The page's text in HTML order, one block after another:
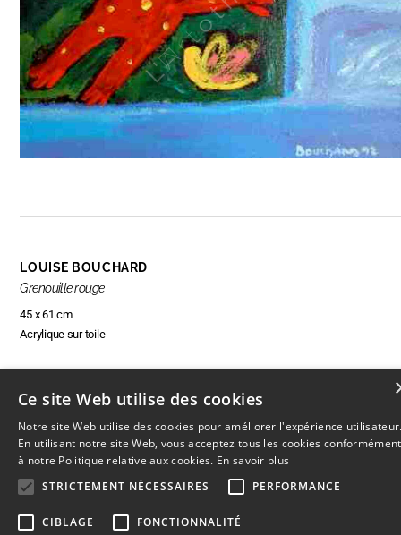
LOUISE BOUCHARD
Grenouille rouge
45 x 61 cm
Acrylique sur toile
RÉSERVER CETTE OEUVRE
Ce site Web utilise des cookies
Notre site Web utilise des cookies pour améliorer l'expérience
En utilisant notre site Web, vous acceptez tous les cookies conformément
à notre Politique relative aux cookies. En savoir plus
STRICTEMENT NÉCESSAIRES
PERFORMANCE
CIBLAGE FONCTIONNALITÉ